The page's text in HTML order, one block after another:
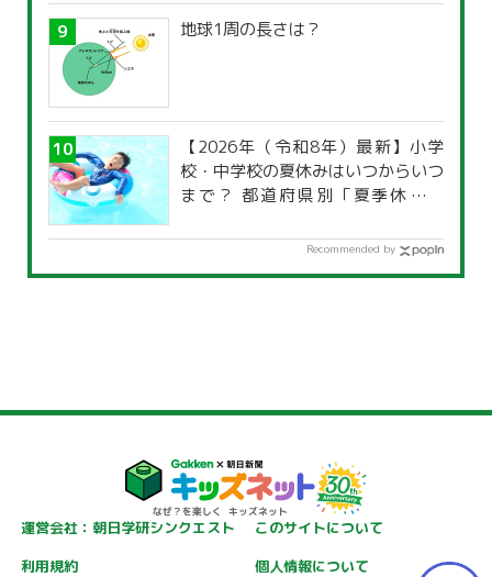
地球1周の長さは？
【2026年（令和8年）最新】小学
校・中学校の夏休みはいつからいつ
まで？ 都道府県別「夏季休暇一
Recommended by
運営会社：朝日学研シンクエスト
このサイトについて
利用規約
個人情報について